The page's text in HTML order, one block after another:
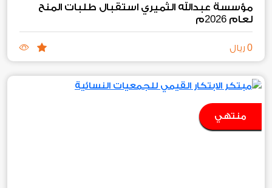
مؤسسة عبدالله الثميري استقبال طلبات المنح
لعام 2026م
0 ريال
منتهي